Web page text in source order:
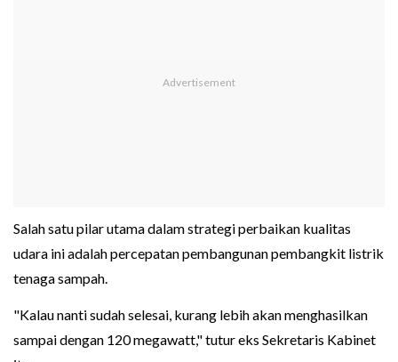
Salah satu pilar utama dalam strategi perbaikan kualitas
udara ini adalah percepatan pembangunan pembangkit listrik
tenaga sampah.
"Kalau nanti sudah selesai, kurang lebih akan menghasilkan
sampai dengan 120 megawatt," tutur eks Sekretaris Kabinet